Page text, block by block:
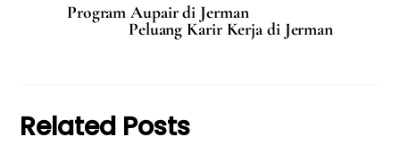
Program Aupair di Jerman
Peluang Karir Kerja di Jerman
Related Posts